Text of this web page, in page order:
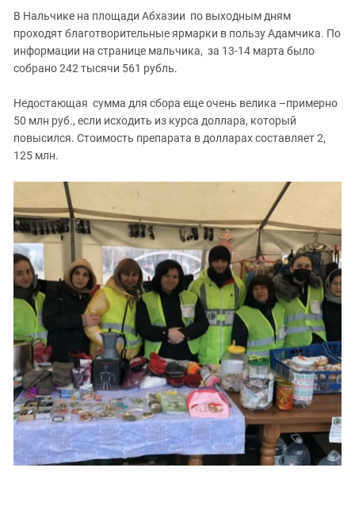
В Нальчике на площади Абхазии по выходным дням
проходят благотворительные ярмарки в пользу Адамчика. По
информации на странице мальчика, за 13-14 марта было
собрано 242 тысячи 561 рубль.
Недостающая сумма для сбора еще очень велика –примерно
50 млн руб., если исходить из курса доллара, который
повысился. Стоимость препарата в долларах составляет 2,
125 млн.